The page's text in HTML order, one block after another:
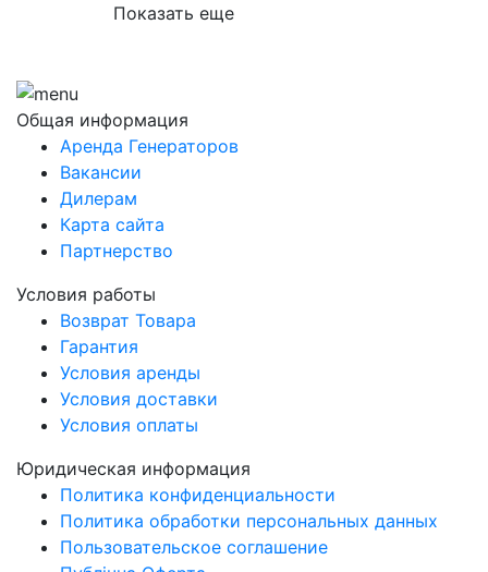
Показать еще
Общая информация
Аренда Генераторов
Вакансии
Дилерам
Карта сайта
Партнерство
Условия работы
Возврат Товара
Гарантия
Условия аренды
Условия доставки
Условия оплаты
Юридическая информация
Политика конфиденциальности
Политика обработки персональных данных
Пользовательское соглашение